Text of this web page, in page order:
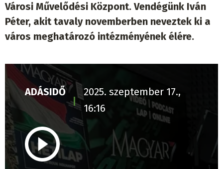
Városi Művelődési Központ. Vendégünk Iván
Péter, akit tavaly novemberben neveztek ki a
város meghatározó intézményének élére.
ADÁSIDŐ
2025. szeptember 17.,
16:16